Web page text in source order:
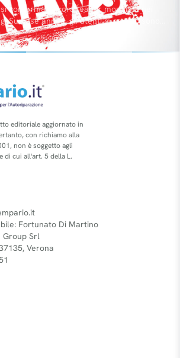
conferma ancora leader mondiale nei
Su base annua, gli utenti di car2go sono
milioni con Berlino al vertice (175 mila
viene prenotata una delle auto del
globali dove è attivo. Il miglior tasso…
editoriale aggiornato in
con richiamo alla
non è soggetto agli
di cui all'art. 5 della L.
Fortunato Di Martino
Group Srl
Verona